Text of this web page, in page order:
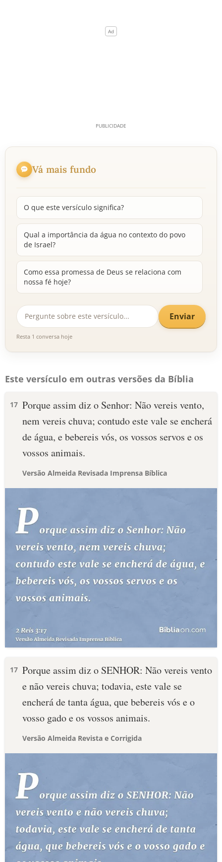
Vá mais fundo
O que este versículo significa?
Qual a importância da água no contexto do povo
de Israel?
Como essa promessa de Deus se relaciona com
nossa fé hoje?
Enviar
Resta 1 conversa hoje
Este versículo em outras versões da Bíblia
17 Porque assim diz o Senhor: Não vereis vento,
nem vereis chuva; contudo este vale se encherá
de água, e bebereis vós, os vossos servos e os
vossos animais.
Versão Almeida Revisada Imprensa Bíblica
17 Porque assim diz o SENHOR: Não vereis vento
e não vereis chuva; todavia, este vale se
encherá de tanta água, que bebereis vós e o
vosso gado e os vossos animais.
Versão Almeida Revista e Corrigida